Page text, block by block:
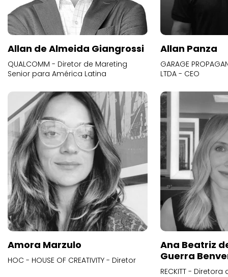
Allan de Almeida Giangrossi
QUALCOMM - Diretor de Mareting
Senior para América Latina
Allan Panza
GARAGE
LTDA - CEO
Amora Marzulo
HOC - HOUSE OF CREATIVITY - Diretor
Ana Beatriz
Guerra
RECKITT -